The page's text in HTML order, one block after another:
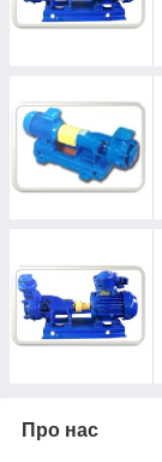
Про нас